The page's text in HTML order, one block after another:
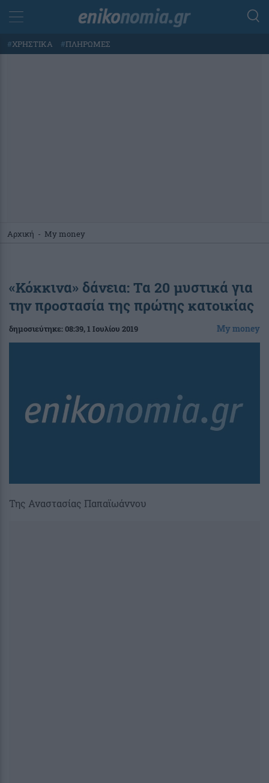
#ΧΡΗΣΤΙΚΑ #ΠΛΗΡΩΜΕΣ
Αρχική - My money
«Κόκκινα» δάνεια: Τα 20 μυστικά για
την προστασία της πρώτης κατοικίας
δημοσιεύτηκε:08:39, 1 Ιουλίου 2019 My money
Της Αναστασίας Παπαϊωάννου